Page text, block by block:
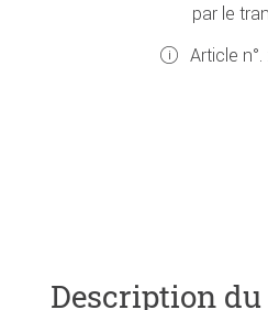
par le
Article n°. :
Description